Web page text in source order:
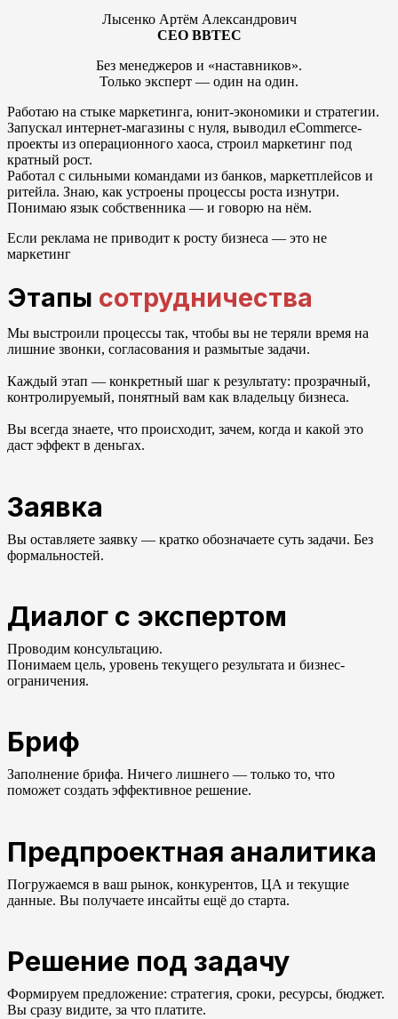
Лысенко Артём Александрович
CEO BBTEC
Без менеджеров и «наставников».
Только эксперт — один на один.
Работаю на стыке маркетинга, юнит-экономики и стратегии.
Запускал интернет-магазины с нуля, выводил eCommerce-
проекты из операционного хаоса, строил маркетинг под
кратный рост.
Работал с сильными командами из банков, маркетплейсов и
ритейла. Знаю, как устроены процессы роста изнутри.
Понимаю язык собственника — и говорю на нём.
Если реклама не приводит к росту бизнеса — это не
маркетинг
Этапы сотрудничества
Мы выстроили процессы так, чтобы вы не теряли время на
лишние звонки, согласования и размытые задачи.
Каждый этап — конкретный шаг к результату: прозрачный,
контролируемый, понятный вам как владельцу бизнеса.
Вы всегда знаете, что происходит, зачем, когда и какой это
даст эффект в деньгах.
Заявка
Вы оставляете заявку — кратко обозначаете суть задачи. Без
формальностей.
Диалог с экспертом
Проводим консультацию.
Понимаем цель, уровень текущего результата и бизнес-
ограничения.
Бриф
Заполнение брифа. Ничего лишнего — только то, что
поможет создать эффективное решение.
Предпроектная аналитика
Погружаемся в ваш рынок, конкурентов, ЦА и текущие
данные. Вы получаете инсайты ещё до старта.
Решение под задачу
Формируем предложение: стратегия, сроки, ресурсы, бюджет.
Вы сразу видите, за что платите.